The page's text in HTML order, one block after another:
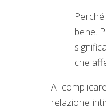
bene.
che
A
relazione